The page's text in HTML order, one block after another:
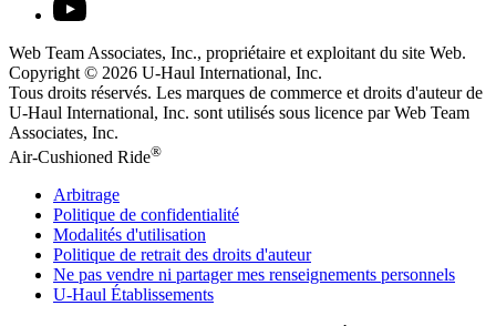
Web Team Associates, Inc., propriétaire et exploitant du site Web.
Copyright © 2026 U-Haul International, Inc.
Tous droits réservés. Les marques de commerce et droits d'auteur de
U-Haul International, Inc. sont utilisés sous licence par Web Team
Associates, Inc.
Air-Cushioned Ride®
Arbitrage
Politique de confidentialité
Modalités d'utilisation
Politique de retrait des droits d'auteur
Ne pas vendre ni partager mes renseignements personnels
U-Haul Établissements